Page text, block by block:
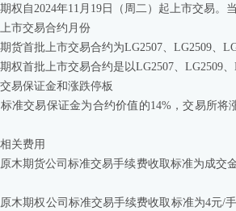
权自2024年11月19日（周二）起上市交易。
市交易合约月份
货首批上市交易合约为LG2507、LG2509、
权首批上市交易合约是以LG2507、LG2509
易保证金和涨跌停板
准交易保证金为合约价值的14%，交易所
关费用
木期货公司标准交易手续费收取标准为成交
木期权公司标准交易手续费收取标准为4元/